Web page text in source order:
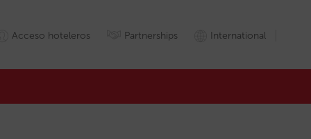
Acceso hoteleros Partnerships International